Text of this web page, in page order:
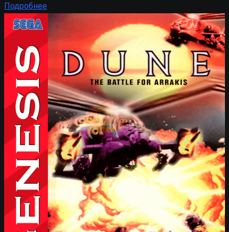
Подробнее